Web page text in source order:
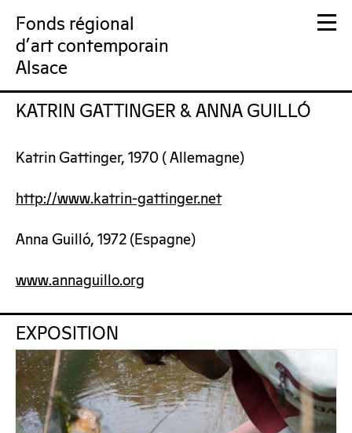
Fonds régional
d'art contemporain
Alsace
FRAC Alsace
KATRIN GATTINGER & ANNA GUILLÓ
Katrin Gattinger, 1970 ( Allemagne)
http://www.katrin-gattinger.net
Anna Guilló, 1972 (Espagne)
www.annaguillo.org
EXPOSITION